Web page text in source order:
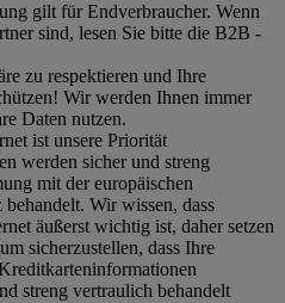
gilt für Endverbraucher. Wenn
sind, lesen Sie bitte die B2B -
zu respektieren und Ihre
Wir werden Ihnen immer
Daten nutzen.
ist unsere Priorität
werden sicher und streng
mit der europäischen
Wir wissen, dass
äußerst wichtig ist, daher setzen
sicherzustellen, dass Ihre
streng vertraulich behandelt